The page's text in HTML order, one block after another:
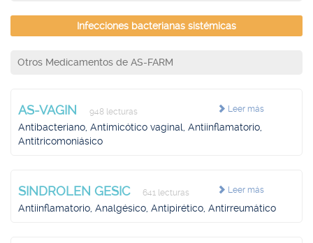
Infecciones bacterianas sistémicas
Otros Medicamentos de AS-FARM
Leer más
AS-VAGIN 948 lecturas
Antibacteriano, Antimicótico vaginal, Antiinflamatorio,
Antitricomoniásico
Leer más
SINDROLEN GESIC 641 lecturas
Antiinflamatorio, Analgésico, Antipirético, Antirreumático